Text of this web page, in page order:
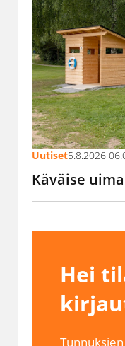
Uutiset5.8.2026
Käväise
Hei